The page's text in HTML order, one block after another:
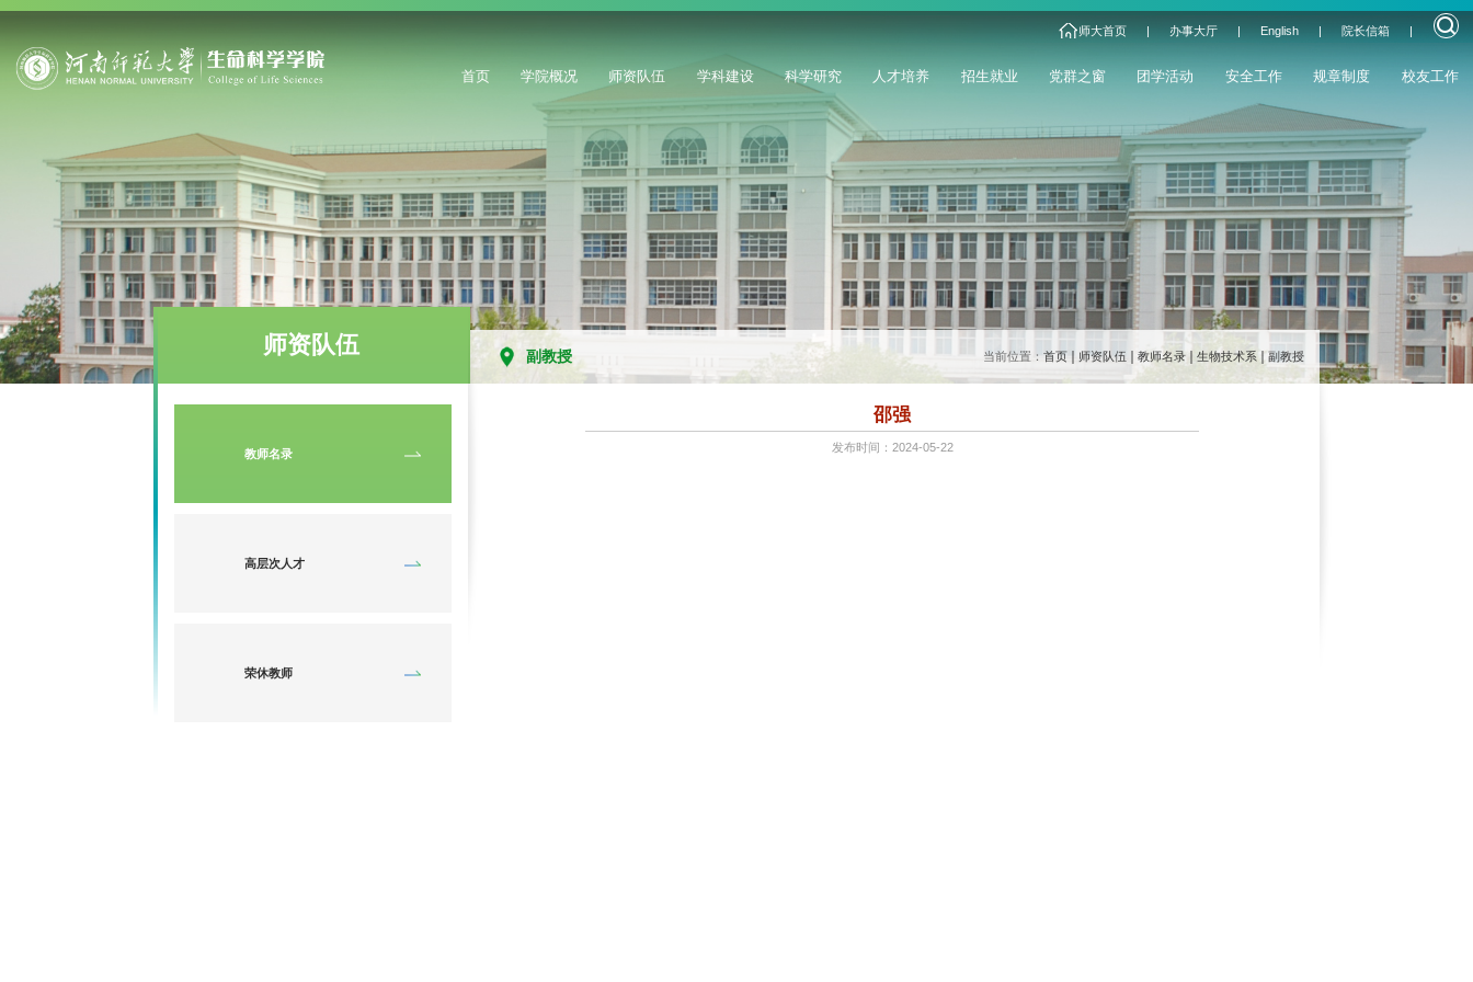
师大首页 | 办事大厅 | English | 院长信箱 |
首页 学院概况 师资队伍 学科建设 科学研究 人才培养 招生就业 党群之窗 团学活动 安全工作 规章制度 校友工作
师资队伍
教师名录
高层次人才
荣休教师
副教授 当前位置： 首页 师资队伍 教师名录 生物技术系 副教授
邵强
发布时间：2024-05-22